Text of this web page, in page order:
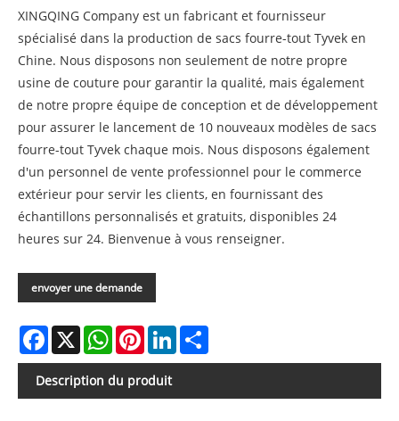
XINGQING Company est un fabricant et fournisseur
spécialisé dans la production de sacs fourre-tout Tyvek en
Chine. Nous disposons non seulement de notre propre
usine de couture pour garantir la qualité, mais également
de notre propre équipe de conception et de développement
pour assurer le lancement de 10 nouveaux modèles de sacs
fourre-tout Tyvek chaque mois. Nous disposons également
d'un personnel de vente professionnel pour le commerce
extérieur pour servir les clients, en fournissant des
échantillons personnalisés et gratuits, disponibles 24
heures sur 24. Bienvenue à vous renseigner.
envoyer une demande
Facebook
X WhatsAppPinterestLinkedIn
Description du produit